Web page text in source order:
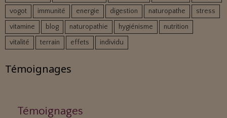
vogot
immunité energie digestion naturopathe
stress
vitamine
blog naturopathie hygiénisme
nutrition
vitalité
terrain effets individu
Témoignages
Témoignages